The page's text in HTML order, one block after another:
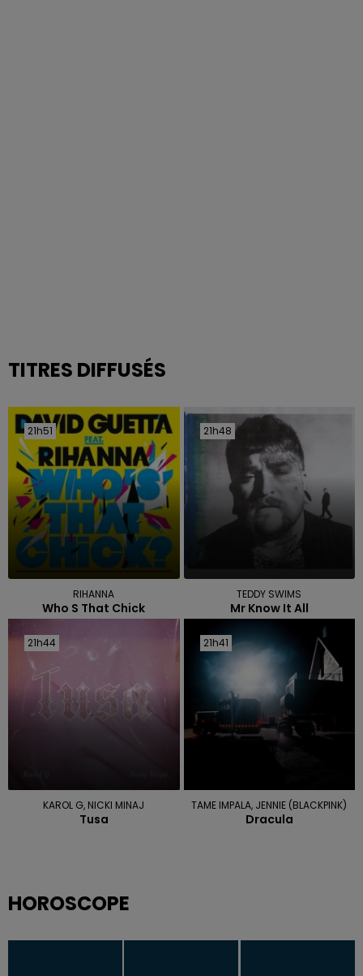
TITRES DIFFUSÉS
21h51
21h51
RIHANNA
Who S That Chick
21h48
21h48
TEDDY SWIMS
Mr Know It All
21h44
21h44
KAROL G, NICKI MINAJ
Tusa
21h41
21h41
TAME IMPALA, JENNIE (BLACKPINK)
Dracula
HOROSCOPE